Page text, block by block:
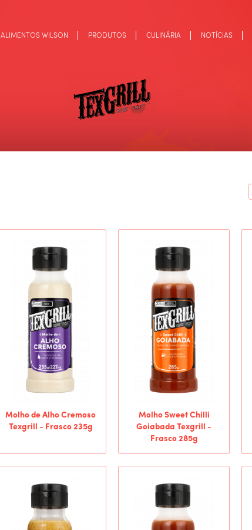
ALIMENTOS WILSON PRODUTOS CULINÁRIA NOTÍCIAS
Molho de Alho Cremoso
Texgrill - Frasco 235g
Molho Sweet Chilli
Goiabada Texgrill -
Frasco 285g